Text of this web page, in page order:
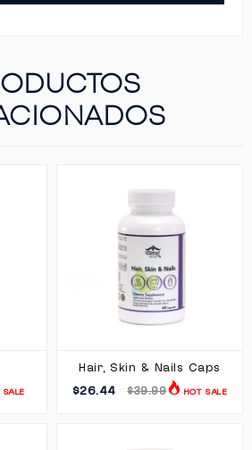
SALE
Hair, Skin & Nails Caps
$26.44 $39.99 HOT SALE